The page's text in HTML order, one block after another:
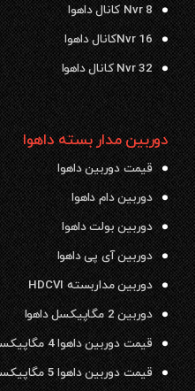
Nvr 8 کانال داهوا
Nvr 16کانال داهوا
Nvr 32 کانال داهوا
دوربین مدار بسته داهوا
قیمت دوربین داهوا
دوربین دام داهوا
دوربین بولت داهوا
دوربین آی پی داهوا
دوربین مداربسته HDCVI
دوربین 2 مگاپیکسل داهوا
قیمت دوربین داهوا 4 مگاپیکسل
قیمت دوربین داهوا 5 مگاپیکسل